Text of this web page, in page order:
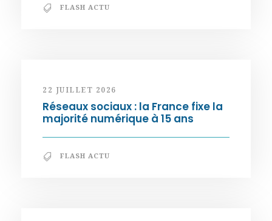
FLASH ACTU
22 JUILLET 2026
Réseaux sociaux : la France fixe la
majorité numérique à 15 ans
FLASH ACTU